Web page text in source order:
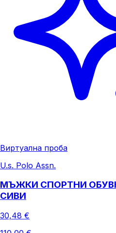
Виртуална проба
U.s. Polo Assn.
МЪЖКИ СПОРТНИ
СИВИ
30,48 €